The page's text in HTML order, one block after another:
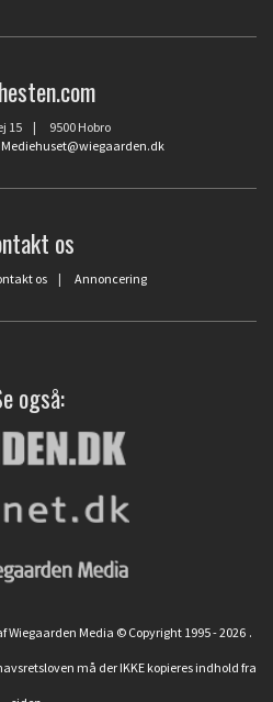
15 | 9500 Hobro
Mediehuset@wiegaarden.dk
os
os | Annoncering
også:
Wiegaarden Media © Copyright 1995 - 2026 .
må der IKKE kopieres indhold fra